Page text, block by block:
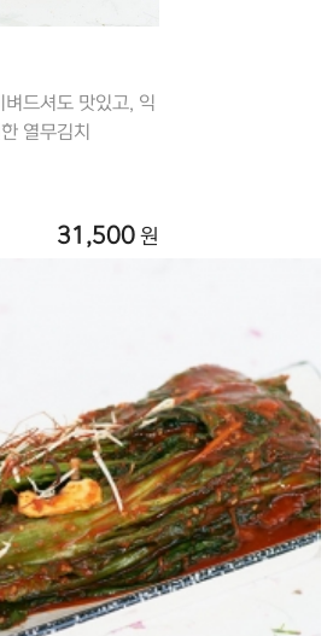
드셔도 맛있고, 익
열무김치
31,500 원